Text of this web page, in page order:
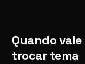
Quando
trocar tema